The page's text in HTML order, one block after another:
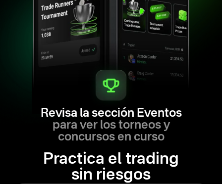
Revisa la sección Eventos
para ver los torneos y
concursos en curso
Practica el trading
sin riesgos